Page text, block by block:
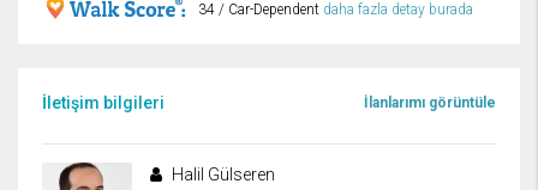
34 / Car-Dependent daha fazla detay burada
İletişim bilgileri İlanlarımı görüntüle
Halil Gülseren